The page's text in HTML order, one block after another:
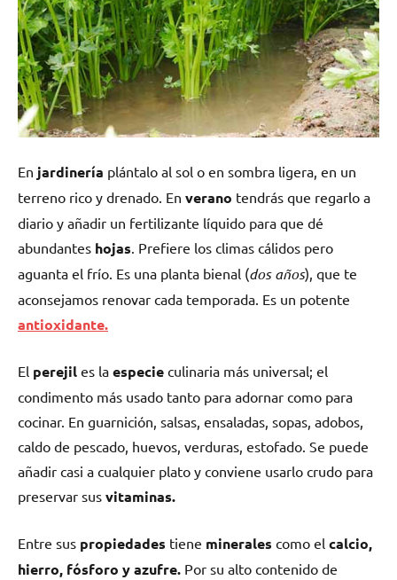
En jardinería plántalo al sol o en sombra ligera, en un
terreno rico y drenado. En verano tendrás que regarlo a
diario y añadir un fertilizante líquido para que dé
abundantes hojas. Prefiere los climas cálidos pero
aguanta el frío. Es una planta bienal (dos años), que te
aconsejamos renovar cada temporada. Es un potente
antioxidante.
El perejil es la especie culinaria más universal; el
condimento más usado tanto para adornar como para
cocinar. En guarnición, salsas, ensaladas, sopas, adobos,
caldo de pescado, huevos, verduras, estofado. Se puede
añadir casi a cualquier plato y conviene usarlo crudo para
preservar sus vitaminas.
Entre sus propiedades tiene minerales como el calcio,
hierro, fósforo y azufre. Por su alto contenido de